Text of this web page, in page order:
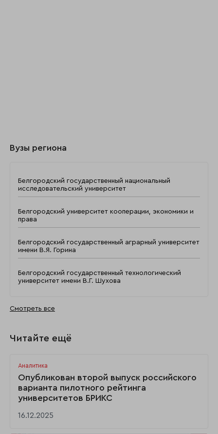
Вузы региона
Белгородский государственный национальный
исследовательский университет
Белгородский университет кооперации, экономики и
права
Белгородский государственный аграрный университет
имени В.Я. Горина
Белгородский государственный технологический
университет имени В.Г. Шухова
Смотреть все
Читайте ещё
Аналитика
Опубликован второй выпуск российского
варианта пилотного рейтинга
университетов БРИКС
16.12.2025